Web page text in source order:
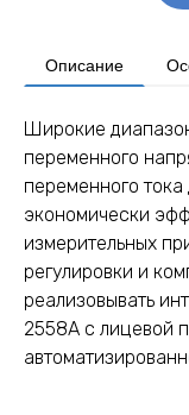
Описание
Широкие
переменного
переменного
экономически
измерительных
регулировки и
реализовывать
2558А с лицевой